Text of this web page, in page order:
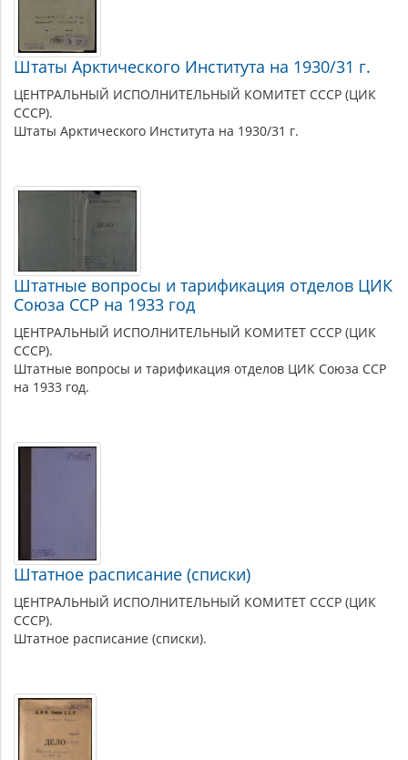
Штаты Арктического Института на 1930/31 г.
ЦЕНТРАЛЬНЫЙ ИСПОЛНИТЕЛЬНЫЙ КОМИТЕТ СССР (ЦИК
СССР).
Штаты Арктического Института на 1930/31 г.
Штатные вопросы и тарификация отделов ЦИК
Союза ССР на 1933 год
ЦЕНТРАЛЬНЫЙ ИСПОЛНИТЕЛЬНЫЙ КОМИТЕТ СССР (ЦИК
СССР).
Штатные вопросы и тарификация отделов ЦИК Союза ССР
на 1933 год.
Штатное расписание (списки)
ЦЕНТРАЛЬНЫЙ ИСПОЛНИТЕЛЬНЫЙ КОМИТЕТ СССР (ЦИК
СССР).
Штатное расписание (списки).